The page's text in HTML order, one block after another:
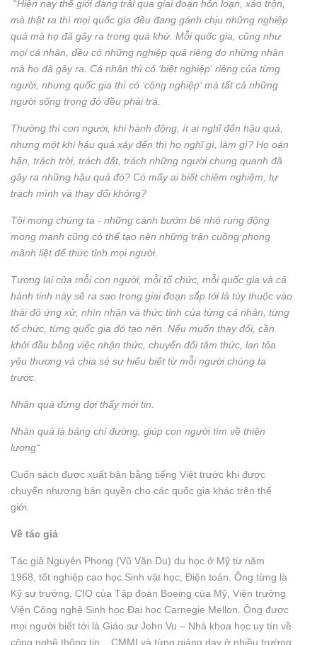
“Hiện nay thế giới đang trải qua giai đoạn hỗn loạn, xáo trộn,
mà thật ra thì mọi quốc gia đều đang gánh chịu những nghiệp
quả mà họ đã gây ra trong quá khứ. Mỗi quốc gia, cũng như
mọi cá nhân, đều có những nghiệp quả riêng do những nhân
mà họ đã gây ra. Cá nhân thì có ‘biệt nghiệp‘ riêng của từng
người, nhưng quốc gia thì có ‘cộng nghiệp‘ mà tất cả những
người sống trong đó đều phải trả.
Thường thì con người, khi hành động, ít ai nghĩ đến hậu quả,
nhưng một khi hậu quả xảy đến thì họ nghĩ gì, làm gì? Họ oán
hận, trách trời, trách đất, trách những người chung quanh đã
gây ra những hậu quả đó? Có mấy ai biết chiêm nghiệm, tự
trách mình và thay đổi không?
Tôi mong chúng ta - những cánh bướm bé nhỏ rung động
mong manh cũng có thể tạo nên những trận cuồng phong
mãnh liệt để thức tỉnh mọi người.
Tương lai của mỗi con người, mỗi tổ chức, mỗi quốc gia và cả
hành tinh này sẽ ra sao trong giai đoạn sắp tới là tùy thuộc vào
thái độ ứng xử, nhìn nhận và thức tỉnh của từng cá nhân, từng
tổ chức, từng quốc gia đó tạo nên. Nếu muốn thay đổi, cần
khởi đầu bằng việc nhận thức, chuyển đổi tâm thức, lan tỏa
yêu thương và chia sẻ sự hiểu biết từ mỗi người chúng ta
trước.
Nhân quả đừng đợi thấy mới tin.
Nhân quả là bảng chỉ đường, giúp con người tìm về thiện
lương“
Cuốn sách được xuất bản bằng tiếng Việt trước khi được
chuyển nhượng bản quyền cho các quốc gia khác trên thế
giới.
Về tác giả
Tác giả Nguyên Phong (Vũ Văn Du) du học ở Mỹ từ năm
1968, tốt nghiệp cao học Sinh vật học, Điện toán. Ông từng là
Kỹ sư trưởng, CIO của Tập đoàn Boeing của Mỹ, Viện trưởng
Viện Công nghệ Sinh học Đại học Carnegie Mellon. Ông được
mọi người biết tới là Giáo sư John Vu – Nhà khoa học uy tín về
công nghệ thông tin. , CMMI và từng giảng dạy ở nhiều trường